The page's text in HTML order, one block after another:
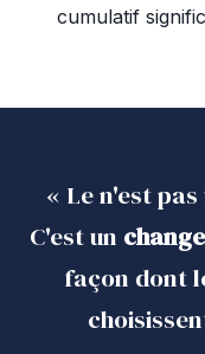
cumulatif
« Le n'est
C'est un
façon dont